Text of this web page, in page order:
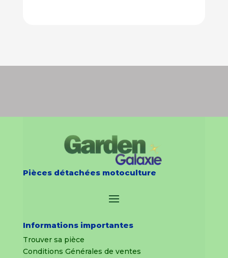
Pièces détachées motoculture
Informations importantes
Trouver sa pièce
Conditions Générales de ventes